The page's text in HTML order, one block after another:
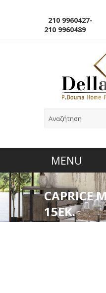
210 9960427-
210 9960489
CAPRICE
15ΕΚ.